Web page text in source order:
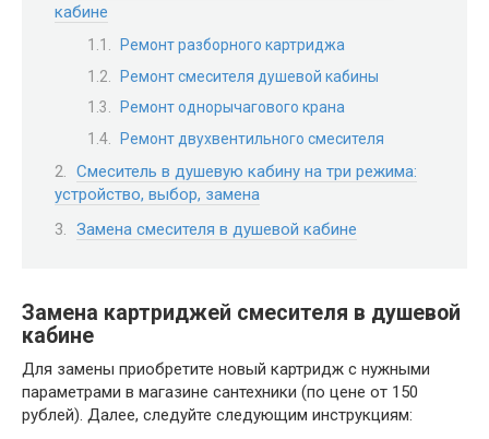
кабине
Ремонт разборного картриджа
Ремонт смесителя душевой кабины
Ремонт однорычагового крана
Ремонт двухвентильного смесителя
Смеситель в душевую кабину на три режима:
устройство, выбор, замена
Замена смесителя в душевой кабине
Замена картриджей смесителя в душевой
кабине
Для замены приобретите новый картридж с нужными
параметрами в магазине сантехники (по цене от 150
рублей). Далее, следуйте следующим инструкциям: